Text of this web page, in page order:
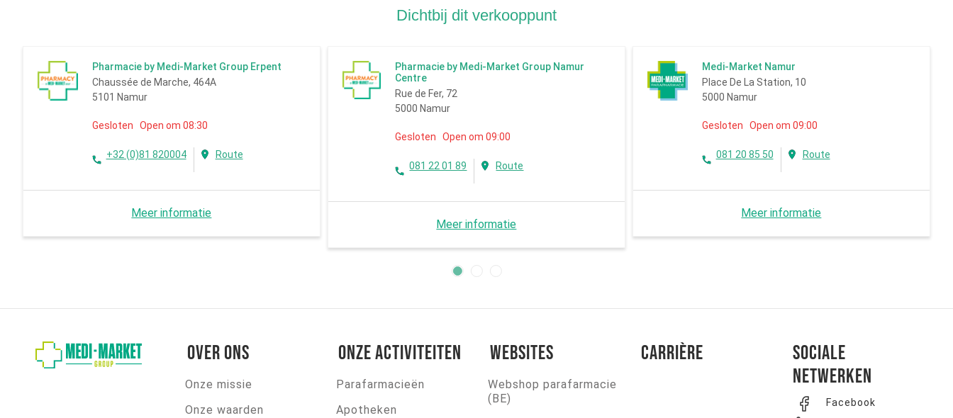
Dichtbij dit verkooppunt
Pharmacie by Medi-Market Group Erpent
Chaussée de Marche, 464A
5101 Namur
Gesloten Open om 08:30
+32 (0)81 820004 Route
Meer informatie
Pharmacie by Medi-Market Group Namur
Centre
Rue de Fer, 72
5000 Namur
Gesloten Open om 09:00
081 22 01 89 Route
Meer informatie
Medi-Market Namur
Place De La Station, 10
5000 Namur
Gesloten Open om 09:00
081 20 85 50 Route
Meer informatie
Over ons
Onze missie
Onze waarden
Onze activiteiten
Parafarmacieën
Apotheken
Websites
Webshop parafarmacie
(BE)
Carrière
Sociale
netwerken
Facebook